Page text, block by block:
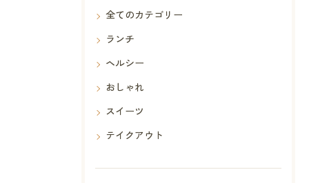
全てのカテゴリー
ランチ
ヘルシー
おしゃれ
スイーツ
テイクアウト